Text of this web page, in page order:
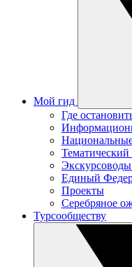
Мой гид
Где
Тематический
Единый
Проекты
Серебряное
Турсообществу